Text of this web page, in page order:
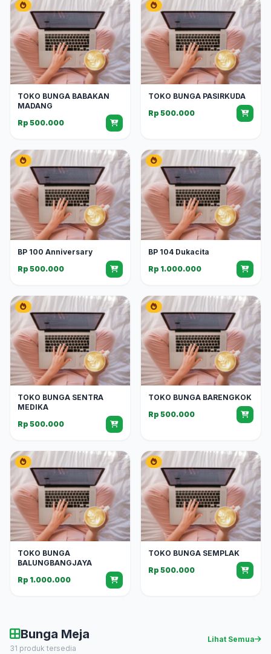
TOKO BUNGA BABAKAN
MADANG
Rp 500.000
TOKO BUNGA PASIRKUDA
Rp 500.000
BP 100 Anniversary
Rp 500.000
BP 104 Dukacita
Rp 1.000.000
TOKO BUNGA SENTRA
MEDIKA
Rp 500.000
TOKO BUNGA BARENGKOK
Rp 500.000
TOKO BUNGA
BALUNGBANGJAYA
Rp 1.000.000
TOKO BUNGA SEMPLAK
Rp 500.000
Bunga Meja
31 produk tersedia
Lihat Semua